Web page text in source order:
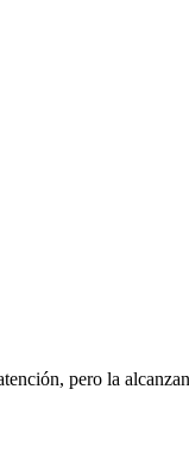
pero la